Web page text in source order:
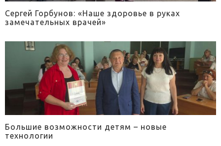
Сергей Горбунов: «Наше здоровье в руках
замечательных врачей»
Большие возможности детям – новые
технологии